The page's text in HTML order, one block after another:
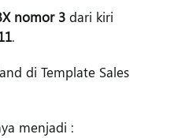
nomor 3 dari kiri
.
menjadi :